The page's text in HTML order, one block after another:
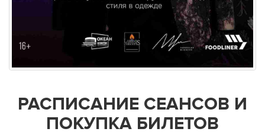
РАСПИСАНИЕ СЕАНСОВ И
ПОКУПКА БИЛЕТОВ